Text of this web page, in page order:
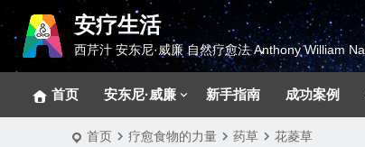
安疗生活
西芹汁 安东尼·威廉 自然疗愈法 Anthony William
首页 安东尼·威廉 新手指南 成功案例
首页 疗愈食物的力量 药草 花菱草